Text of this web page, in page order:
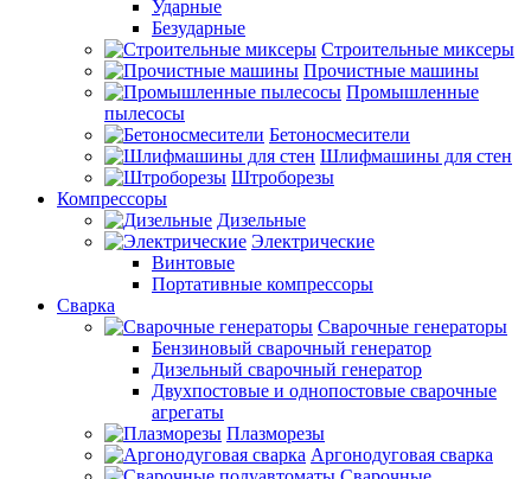
Ударные
Безударные
Строительные миксеры
Прочистные машины
Промышленные
пылесосы
Бетоносмесители
Шлифмашины для стен
Штроборезы
Компрессоры
Дизельные
Электрические
Винтовые
Портативные компрессоры
Сварка
Сварочные генераторы
Бензиновый сварочный генератор
Дизельный сварочный генератор
Двухпостовые и однопостовые сварочные
агрегаты
Плазморезы
Аргонодуговая сварка